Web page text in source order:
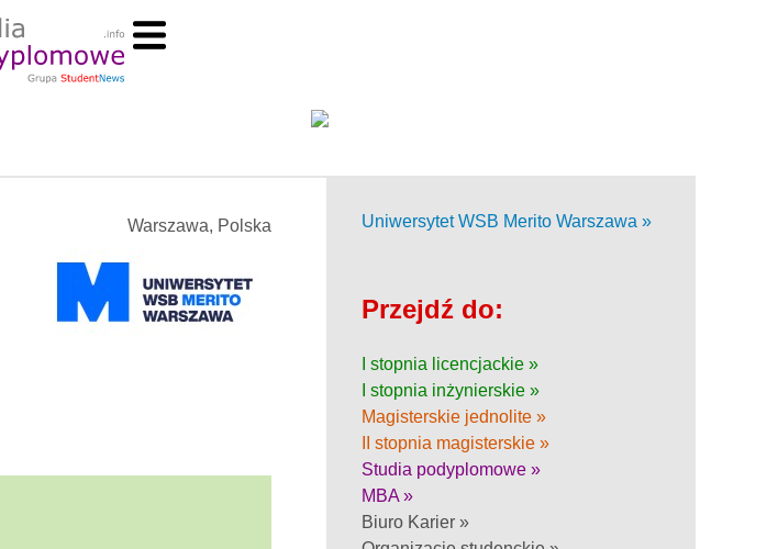
Warszawa, Polska Uniwersytet WSB Merito Warszawa »
Przejdź do:
I stopnia licencjackie »
I stopnia inżynierskie »
Magisterskie jednolite »
II stopnia magisterskie »
Studia podyplomowe »
MBA »
Biuro Karier »